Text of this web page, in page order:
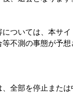
ついては、本サ
不測の事態が予
全部を停止また